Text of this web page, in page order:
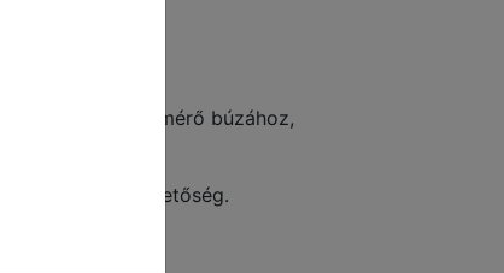
mérő búzához,
mérési lehetőség.